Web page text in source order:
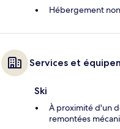
Hébergement
Services et
Ski
À proximité d'un
remontées